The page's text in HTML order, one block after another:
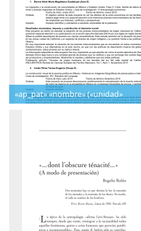
«ap_pat» «nombre» («unidad»